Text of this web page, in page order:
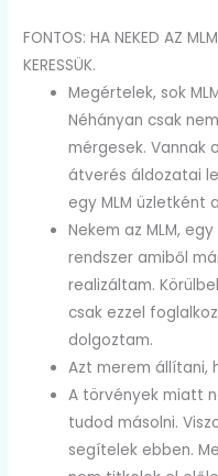
FONTOS: HA NEKED AZ
KERESSÜK.
Megértelek, sok
Néhányan csak
mérgesek. Vannak
átverés áldozatai
egy MLM üzletként
Nekem az MLM,
rendszer amiből
realizáltam.
csak ezzel
dolgoztam.
Azt merem állítani,
A törvények miatt
tudod másolni.
segítelek ebben.